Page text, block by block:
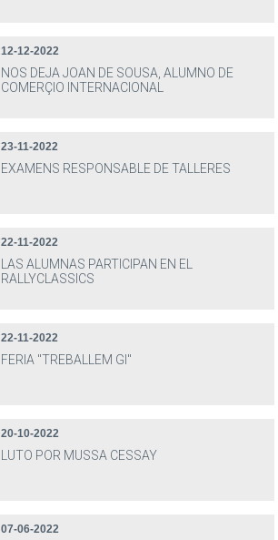
12-12-2022
NOS DEJA JOAN DE SOUSA, ALUMNO DE
COMERÇIO INTERNACIONAL
23-11-2022
EXAMENS RESPONSABLE DE TALLERES
22-11-2022
LAS ALUMNAS PARTICIPAN EN EL
RALLYCLASSICS
22-11-2022
FERIA "TREBALLEM GI"
20-10-2022
LUTO POR MUSSA CESSAY
07-06-2022